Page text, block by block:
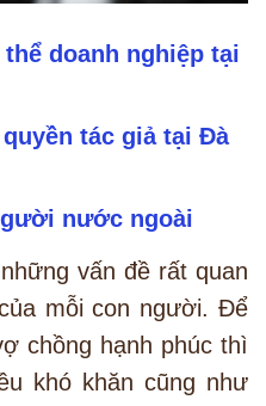
doanh nghiệp tại
tác giả tại Đà
nước ngoài
vấn đề rất quan
mỗi con người. Để
chồng hạnh phúc thì
khó khăn cũng như